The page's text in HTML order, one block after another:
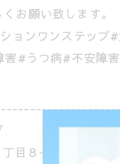
お願い致します。
ョンワンステッ
#うつ病#不安障
目８−１１